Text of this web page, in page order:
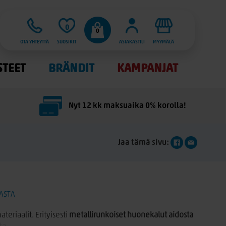
OTA YHTEYTTÄ
0
SUOSIKIT
0
ASIAKASTILI
MYYMÄLÄ
BRÄNDIT KAMPANJAT
Nyt 12 kk maksuaika 0% korolla!
Jaa tämä sivu:
Erityisesti metallirunkoiset huonekalut aidosta